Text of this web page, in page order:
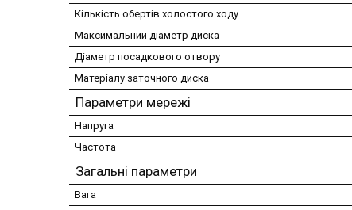
Кількість обертів холостого ходу
Максимальний діаметр диска
Діаметр посадкового отвору
Матеріалу заточного диска
Параметри мережі
Напруга
Частота
Загальні параметри
Вага